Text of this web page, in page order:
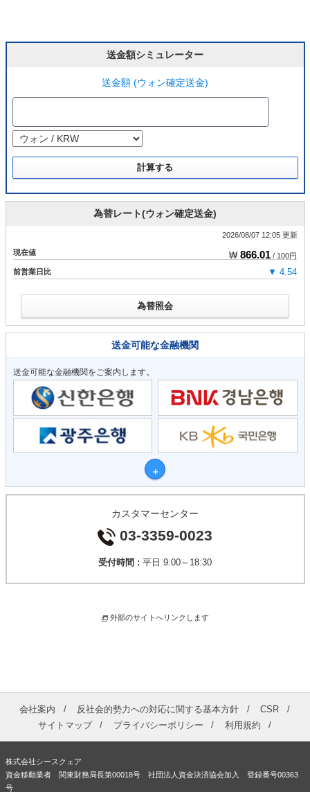
送金額シミュレーター
送金額 (ウォン確定送金)
為替レート(ウォン確定送金)
2026/08/07 12:05 更新
現在値 ₩866.01 / 100円
前営業日比
▼ 4.54
為替照会
送金可能な金融機関
送金可能な金融機関をご案内します。
カスタマーセンター
03-3359-0023
受付時間 : 平日 9:00～18:30
外部のサイトへリンクします
会社案内 反社会的勢力への対応に関する基本方針
CSR
サイトマップ
プライバシーポリシー 利用規約
株式会社シースクェア
資金移動業者 関東財務局長第00018号 社団法人資金決済協会加入 登録番号00363
号